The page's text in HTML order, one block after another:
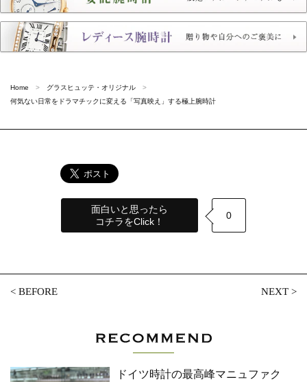
Home
グラスヒュッテ・オリジナル
何気ない日常をドラマチックに変える「写真映え」する極上腕時計
面白いと思ったら
コチラをClick！
0
<BEFORE NEXT>
ドイツ時計の最高峰マニュファク